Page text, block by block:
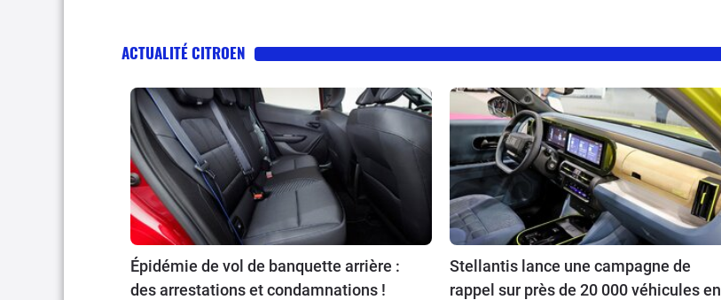
ACTUALITÉ CITROEN
Épidémie de vol de banquette arrière :
des arrestations et condamnations !
Stellantis lance une campagne de
rappel sur près de 20 000 véhicules en